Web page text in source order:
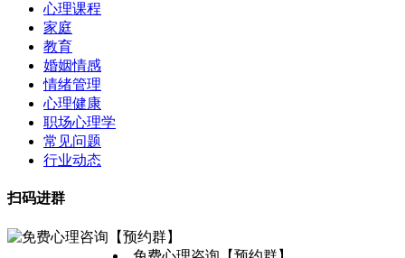
心理课程
家庭
教育
婚姻情感
情绪管理
心理健康
职场心理学
常见问题
行业动态
扫码进群